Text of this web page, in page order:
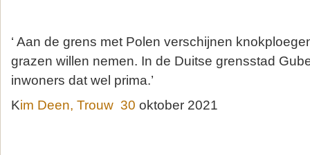
‘ Aan de grens met Polen verschijnen
grazen willen nemen. In de Duitse grensstad
inwoners dat wel prima.’
Kim Deen, Trouw 30 oktober 2021